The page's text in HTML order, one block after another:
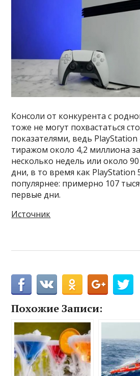
Консоли от конкурента с
тоже не могут похвастаться
показателями, ведь
тиражом около 4,2 миллиона
несколько недель или около
дни, в то время как PlayStation
популярнее: примерно 107
первые дни.
Источник
Похожие Записи: